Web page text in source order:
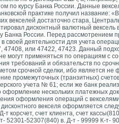
по курсу Банка России. Данные
практике получил название:
векселей достаточно стара,
дисконтный валютный
Банка России. Перед
своей деятельности для учета
47408, или 47422, 47423. Данный
могут применяться по операциям с
требований и обязательств по
срочной сделки, ибо является не
промежуточных (транзитных)
учета № 61; если же банк
нескольких платежных
оформления операций с
векселя оформляется
т корсчет, счет клиента, счет
52301-52307(840) в. Д-т - 99999 К-т-